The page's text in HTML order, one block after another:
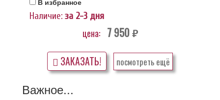
В избранное
Наличие: за 2-3 дня
цена: 7 950 руб.
ЗАКАЗАТЬ! посмотреть ещё
Важное...